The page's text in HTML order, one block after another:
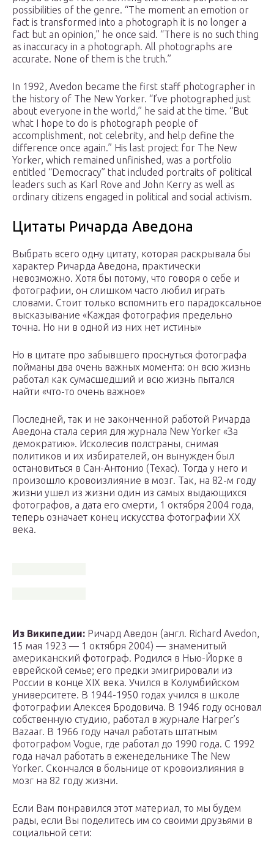
possibilities of the genre. “The moment an emotion or
fact is transformed into a photograph it is no longer a
fact but an opinion,” he once said. “There is no such thing
as inaccuracy in a photograph. All photographs are
accurate. None of them is the truth.”
In 1992, Avedon became the first staff photographer in
the history of The New Yorker. “I’ve photographed just
about everyone in the world,” he said at the time. “But
what I hope to do is photograph people of
accomplishment, not celebrity, and help define the
difference once again.” His last project for The New
Yorker, which remained unfinished, was a portfolio
entitled “Democracy” that included portraits of political
leaders such as Karl Rove and John Kerry as well as
ordinary citizens engaged in political and social activism.
Цитаты Ричарда Аведона
Выбрать всего одну цитату, которая раскрывала бы
характер Ричарда Аведона, практически
невозможно. Хотя бы потому, что говоря о себе и
фотографии, он слишком часто любил играть
словами. Стоит только вспомнить его парадоксальное
высказывание «Каждая фотография предельно
точна. Но ни в одной из них нет истины»
Но в цитате про забывшего проснуться фотографа
пойманы два очень важных момента: он всю жизнь
работал как сумасшедший и всю жизнь пытался
найти «что-то очень важное»
Последней, так и не законченной работой Ричарда
Аведона стала серия для журнала New Yorker «За
демократию». Исколесив полстраны, снимая
политиков и их избирателей, он вынужден был
остановиться в Сан-Антонио (Техас). Тогда у него и
произошло кровоизлияние в мозг. Так, на 82-м году
жизни ушел из жизни один из самых выдающихся
фотографов, а дата его смерти, 1 октября 2004 года,
теперь означает конец искусства фотографии ХХ
века.
Из Википедии: Ричард Аведон (англ. Richard Avedon,
15 мая 1923 — 1 октября 2004) — знаменитый
американский фотограф. Родился в Нью-Йорке в
еврейской семье; его предки эмигрировали из
России в конце XIX века. Учился в Колумбийском
университете. В 1944-1950 годах учился в школе
фотографии Алексея Бродовича. В 1946 году основал
собственную студию, работал в журнале Harper’s
Bazaar. В 1966 году начал работать штатным
фотографом Vogue, где работал до 1990 года. С 1992
года начал работать в еженедельнике The New
Yorker. Скончался в больнице от кровоизлияния в
мозг на 82 году жизни.
Если Вам понравился этот материал, то мы будем
рады, если Вы поделитесь им со своими друзьями в
социальной сети: